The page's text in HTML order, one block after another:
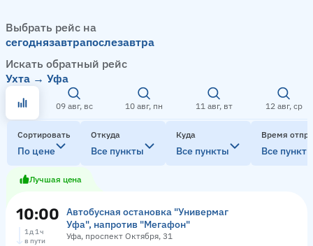
Выбрать рейс на
сегоднязавтрапослезавтра
Искать обратный рейс
Ухта → Уфа
09 авг, вс 10 авг, пн 11 авг, вт 12 авг, ср
Сортировать
По цене
Откуда
Все пункты
Куда
Все пункты
Время
Все
Лучшая цена
10:00
Автобусная остановка "Универмаг
Уфа", напротив "Мегафон"
Уфа, проспект Октября, 31
1 д 1 ч
в пути